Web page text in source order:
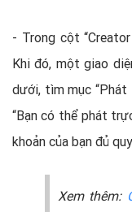
- Trong cột
Khi đó, một giao
dưới, tìm mục
“Bạn có thể phát
khoản của bạn đủ
Xem thêm: